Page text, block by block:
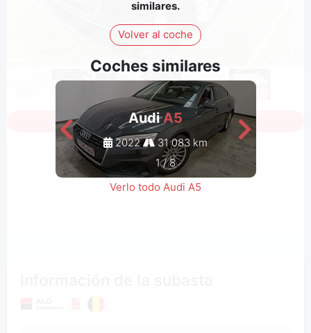
similares.
Volver al coche
Coches similares
AudiA5
2022
31 083 km
1/8
Verlo todo Audi A5
Inicia sesión para ver todas las fotos